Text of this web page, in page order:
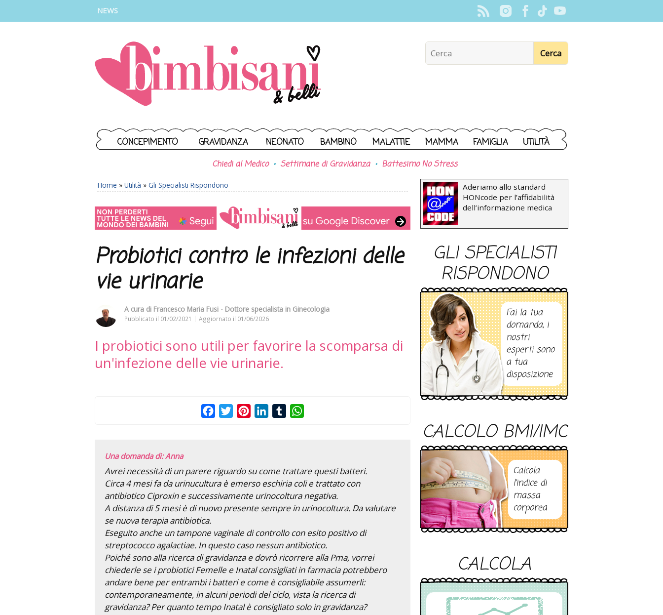
NEWS
CONCEPIMENTO GRAVIDANZA NEONATO BAMBINO MALATTIE MAMMA FAMIGLIA UTILITÀ
Chiedi al Medico Settimane di Gravidanza Battesimo No Stress
Home » Utilità » Gli Specialisti Rispondono
Probiotici contro le infezioni delle
vie urinarie
A cura di Francesco Maria Fusi - Dottore specialista in Ginecologia
Pubblicato il 01/02/2021 Aggiornato il 01/06/2026
I probiotici sono utili per favorire la scomparsa di
un'infezione delle vie urinarie.
FacebookTwitterPinterestLinkedInTumblr
Una domanda di: Anna
Avrei necessità di un parere riguardo su come trattare questi batteri.
Circa 4 mesi fa da urinucultura è emerso eschiria coli e trattato con
antibiotico Ciproxin e successivamente urinocoltura negativa.
A distanza di 5 mesi è di nuovo presente sempre in urinocoltura. Da valutare
se nuova terapia antibiotica.
Eseguito anche un tampone vaginale di controllo con esito positivo di
streptococco agalactiae. In questo caso nessun antibiotico.
Poiché sono alla ricerca di gravidanza e dovrò ricorrere alla Pma, vorrei
chiederle se i probiotici Femelle e Inatal consigliati in farmacia potrebbero
andare bene per entrambi i batteri e come è consigliabile assumerli:
contemporaneamente, in alcuni periodi del ciclo, vista la ricerca di
gravidanza? Per quanto tempo Inatal è consigliato solo in gravidanza?
Aderiamo allo standard
HONcode per l’affidabilità
dell’informazione medica
GLI SPECIALISTI
RISPONDONO
Fai la tua
domanda, i
nostri
esperti sono
a tua
disposizione
CALCOLO BMI/IMC
Calcola
l’indice di
massa
corporea
CALCOLA